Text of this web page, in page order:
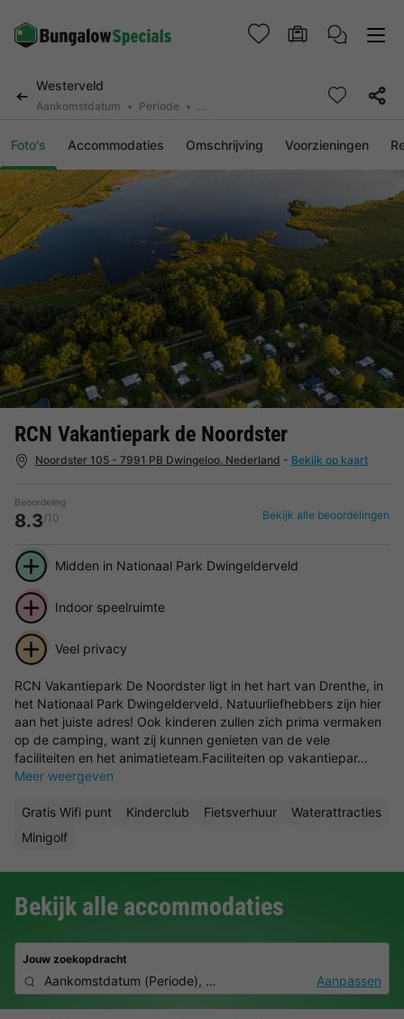
Westerveld
Aankomstdatum Periode 2 personen, 0 huisdier
Foto's Accommodaties Omschrijving Voorzieningen
RCN Vakantiepark de Noordster
Noordster 105 - 7991 PB Dwingeloo, Nederland - Bekijk op kaart
Beoordeling
8.3/10 Bekijk alle beoordelingen
Midden in Nationaal Park Dwingelderveld
Indoor speelruimte
Veel privacy
RCN Vakantiepark De Noordster ligt in het hart van Drenthe, in
het Nationaal Park Dwingelderveld. Natuurliefhebbers zijn hier
aan het juiste adres! Ook kinderen zullen zich prima vermaken
op de camping, want zij kunnen genieten van de vele
faciliteiten en het animatieteam.Faciliteiten op vakantiepar...
Meer weergeven
Gratis Wifi punt Kinderclub Fietsverhuur
Waterattracties
Minigolf
Bekijk alle accommodaties
Jouw zoekopdracht
Aankomstdatum (Periode), 2 personen, 0 huisdierAanpassen